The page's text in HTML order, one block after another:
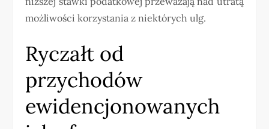
możliwości korzystania z niektórych ulg.
Ryczałt od
przychodów
ewidencjonowanych